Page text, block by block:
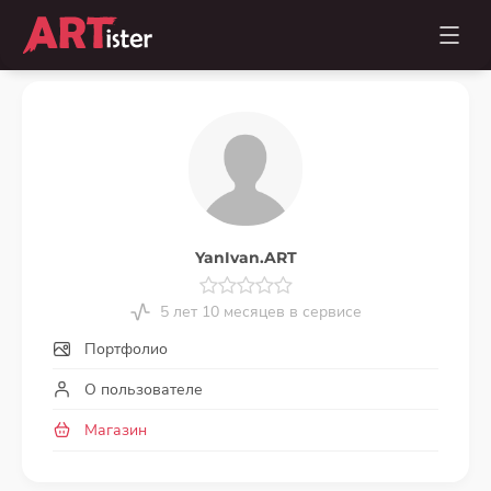
YanIvan.ART
5 лет 10 месяцев в сервисе
Портфолио
О пользователе
Магазин